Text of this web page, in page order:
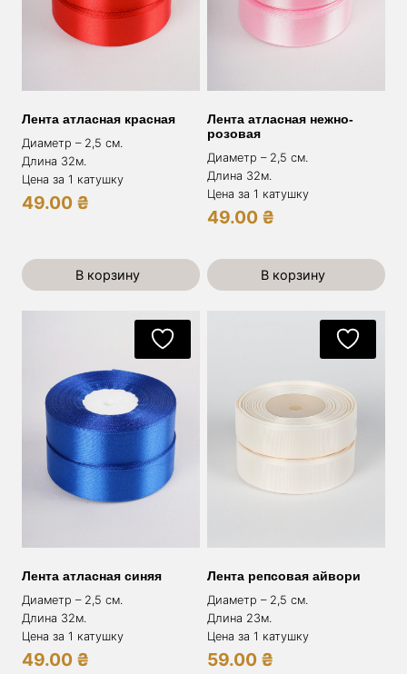
Лента атласная красная
Диаметр – 2,5 см.
Длина 32м.
Цена за 1 катушку
49.00 ₴
В корзину
Лента атласная нежно-
розовая
Диаметр – 2,5 см.
Длина 32м.
Цена за 1 катушку
49.00 ₴
В корзину
Лента атласная синяя
Диаметр – 2,5 см.
Длина 32м.
Цена за 1 катушку
49.00 ₴
Лента репсовая айвори
Диаметр – 2,5 см.
Длина 23м.
Цена за 1 катушку
59.00 ₴